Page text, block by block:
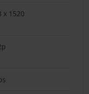
x 1520